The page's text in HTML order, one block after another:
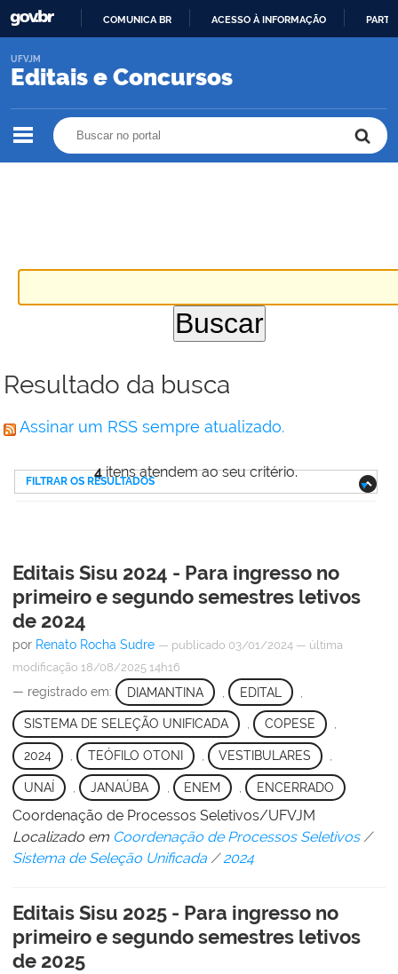
O
COMUNICA BR ACESSO À INFORMAÇÃO
Editais e Concursos
UFVJM
Resultado da busca
Assinar um RSS sempre atualizado.
4itens atendem ao seu critério.
FILTRAR OS RESULTADOS
Editais Sisu 2024 - Para ingresso no
primeiro e segundo semestres letivos
de 2024
por Renato Rocha Sudre — publicado 03/01/2024 — última
modificação 18/08/2025 14h16
— registrado em: DIAMANTINA EDITAL
SISTEMA DE SELEÇÃO UNIFICADA , COPESE ,
2024 TEÓFILO OTONI VESTIBULARES
UNAÍ JANAÚBA ENEM , ENCERRADO
Coordenação de Processos Seletivos/UFVJM
Localizado em Coordenação de Processos Seletivos /
Sistema de Seleção Unificada /2024
Editais Sisu 2025 - Para ingresso no
primeiro e segundo semestres letivos
de 2025